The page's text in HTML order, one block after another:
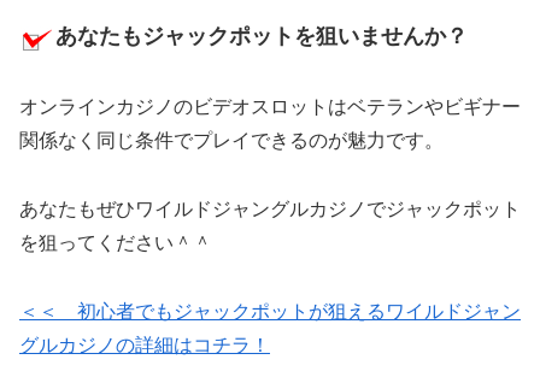
あなたもジャックポットを狙いませんか？
オンラインカジノのビデオスロットはベテランやビギナー
関係なく同じ条件でプレイできるのが魅力です。
あなたもぜひワイルドジャングルカジノでジャックポット
を狙ってください＾＾
＜＜ 初心者でもジャックポットが狙えるワイルドジャン
グルカジノの詳細はコチラ！